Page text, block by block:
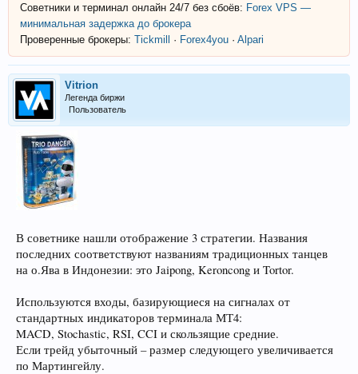
Советники и терминал онлайн 24/7 без сбоёв: Forex VPS —
минимальная задержка до брокера
Проверенные брокеры: Tickmill · Forex4you · Alpari
Vitrion
Легенда биржи
Пользователь
В советнике нашли отображение 3 стратегии. Названия
последних соответствуют названиям традиционных танцев
на о.Ява в Индонезии: это Jaipong, Keroncong и Tortor.
Используются входы, базирующиеся на сигналах от
стандартных индикаторов терминала МТ4:
MACD, Stochastic, RSI, CCI и скользящие средние.
Если трейд убыточный – размер следующего увеличивается
по Мартингейлу.